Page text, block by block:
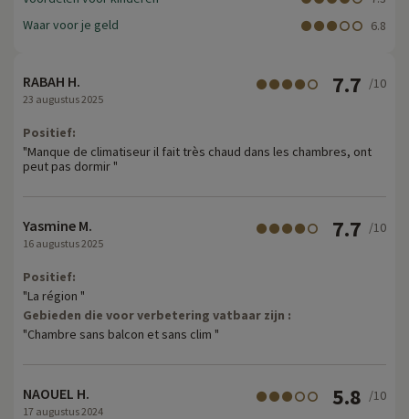
Waar voor je geld
6.8
RABAH H.
23 augustus 2025
7.7 /10
Positief:
"Manque de climatiseur il fait très chaud dans les chambres, ont
peut pas dormir "
Yasmine M.
16 augustus 2025
7.7 /10
Positief:
"La région "
Gebieden die voor verbetering vatbaar zijn :
"Chambre sans balcon et sans clim "
NAOUEL H.
17 augustus 2024
5.8 /10